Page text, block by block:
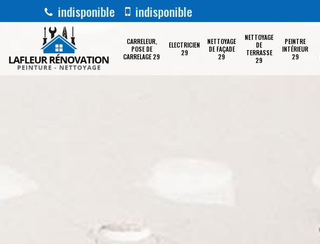
indisponible indisponible
CARRELEUR,
POSE DE
CARRELAGE 29
ELECTRICIEN
29
NETTOYAGE
DE FAÇADE
29
NETTOYAGE
DE
TERRASSE
29
PEINTRE
INTÉRIEUR
29